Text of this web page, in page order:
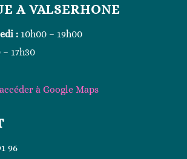
A VALSERHONE
: 10h00 – 19h00
– 17h30
à Google Maps
96